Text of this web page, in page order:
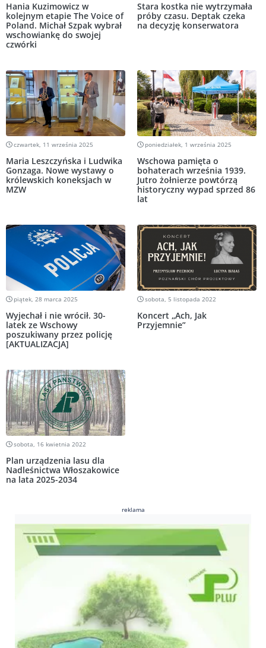
Hania Kuzimowicz w
kolejnym etapie The Voice of
Poland. Michał Szpak wybrał
wschowiankę do swojej
czwórki
Stara kostka nie wytrzymała
próby czasu. Deptak czeka
na decyzję konserwatora
czwartek, 11 września 2025
Maria Leszczyńska i Ludwika
Gonzaga. Nowe wystawy o
królewskich koneksjach w
MZW
poniedziałek, 1 września 2025
Wschowa pamięta o
bohaterach września 1939.
Jutro żołnierze powtórzą
historyczny wypad sprzed 86
lat
piątek, 28 marca 2025
Wyjechał i nie wrócił. 30-
latek ze Wschowy
poszukiwany przez policję
[AKTUALIZACJA]
sobota, 5 listopada 2022
Koncert „Ach, Jak
Przyjemnie”
sobota, 16 kwietnia 2022
Plan urządzenia lasu dla
Nadleśnictwa Włoszakowice
na lata 2025-2034
reklama